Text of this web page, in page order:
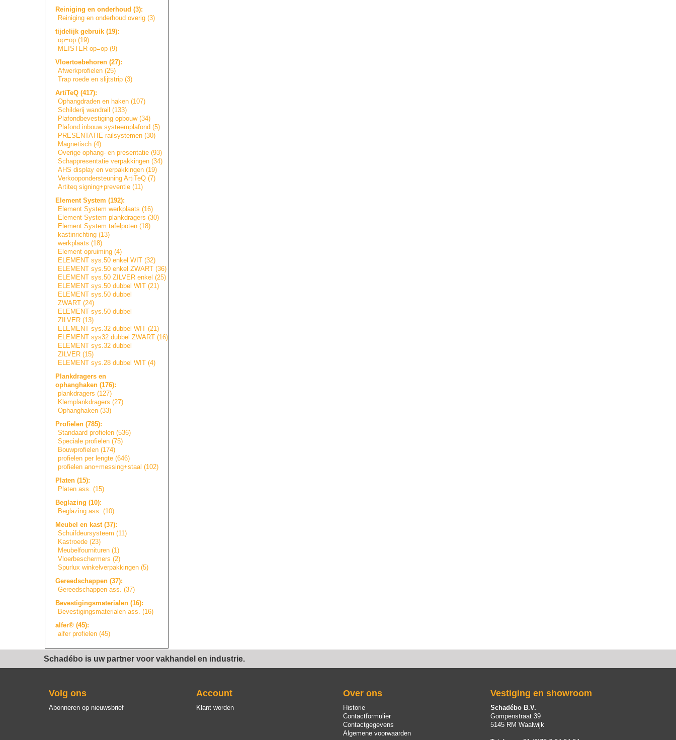
Reiniging en onderhoud (3):
Reiniging en onderhoud overig (3)
tijdelijk gebruik (19):
op=op (19)
MEISTER op=op (9)
Vloertoebehoren (27):
Afwerkprofielen (25)
Trap roede en slijtstrip (3)
ArtiTeQ (417):
Ophangdraden en haken (107)
Schilderij wandrail (133)
Plafondbevestiging opbouw (34)
Plafond inbouw systeemplafond (5)
PRESENTATIE-rail systemen (30)
Magnetisch (4)
Overige ophang- en presentatie (93)
Schappresentatie verpakkingen (34)
AHS display en verpakkingen (19)
Verkoopondersteuning ArtiTeQ (7)
Artiteq signing+preventie (11)
Element System (192):
Element System werkplaats (16)
Element System plankdragers (30)
Element System tafelpoten (18)
kastinrichting (13)
werkplaats (18)
Element opruiming (4)
ELEMENT sys.50 enkel WIT (32)
ELEMENT sys.50 enkel ZWART (36)
ELEMENT sys.50 ZILVER enkel (25)
ELEMENT sys.50 dubbel WIT (21)
ELEMENT sys.50 dubbel
ZWART (24)
ELEMENT sys.50 dubbel
ZILVER (13)
ELEMENT sys.32 dubbel WIT (21)
ELEMENT sys32 dubbel ZWART (16)
ELEMENT sys.32 dubbel
ZILVER (15)
ELEMENT sys.28 dubbel WIT (4)
Plankdragers en
ophanghaken (176):
plankdragers (127)
Klemplankdragers (27)
Ophanghaken (33)
Profielen (785):
Standaard profielen (536)
Speciale profielen (75)
Bouwprofielen (174)
profielen per lengte (646)
profielen ano+messing+staal (102)
Platen (15):
Platen ass. (15)
Beglazing (10):
Beglazing ass. (10)
Meubel en kast (37):
Schuifdeursysteem (11)
Kastroede (23)
Meubelfournituren (1)
Vloerbeschermers (2)
Spurlux winkelverpakkingen (5)
Gereedschappen (37):
Gereedschappen ass. (37)
Bevestigingsmaterial en (16):
Bevestigingsmaterialen ass. (16)
alfer® (45):
alfer profielen (45)
Schadébo is uw partner voor vakhandel en industrie.
Volg ons
Abonneren op nieuwsbrief
Account
Klant worden
Over ons
Historie
Contactformulier
Contactgegevens
Algemene voorwaarden
Vestiging en showroom
Schadébo B.V.
Gompenstraat 39
5145 RM Waalwijk